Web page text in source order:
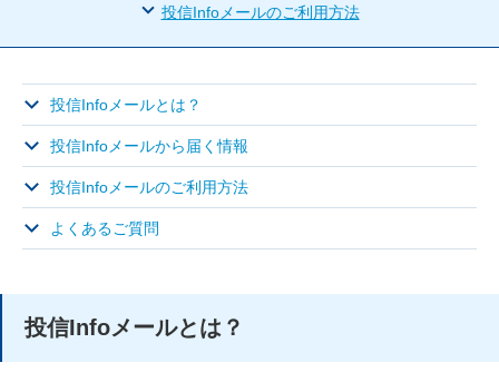
投信Infoメールのご利用方法
投信Infoメールとは？
投信Infoメールから届く情報
投信Infoメールのご利用方法
よくあるご質問
投信Infoメールとは？